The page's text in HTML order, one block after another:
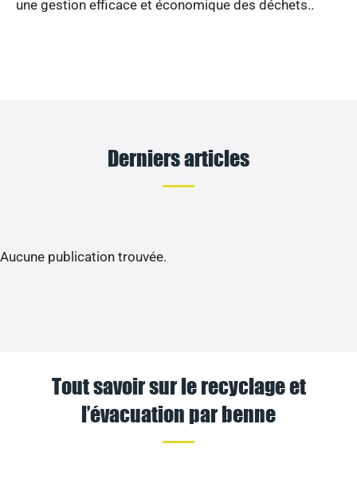
une gestion efficace et économique des déchets..
Derniers articles
Aucune publication trouvée.
Tout savoir sur le recyclage et
l’évacuation par benne